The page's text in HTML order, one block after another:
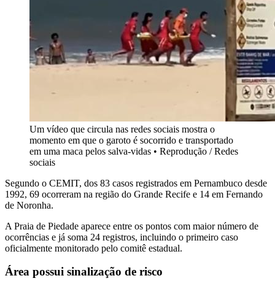
Um vídeo que circula nas redes sociais mostra o
momento em que o garoto é socorrido e transportado
em uma maca pelos salva-vidas • Reprodução / Redes
sociais
Segundo o CEMIT, dos 83 casos registrados em Pernambuco desde
1992, 69 ocorreram na região do Grande Recife e 14 em Fernando
de Noronha.
A Praia de Piedade aparece entre os pontos com maior número de
ocorrências e já soma 24 registros, incluindo o primeiro caso
oficialmente monitorado pelo comitê estadual.
Área possui sinalização de risco